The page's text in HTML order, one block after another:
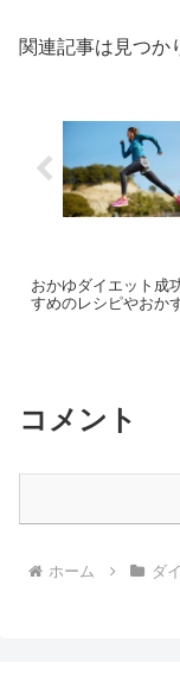
関連記事は見つか
おかゆダイエット成
すめのレシピやおか
コメント
ホーム ダ